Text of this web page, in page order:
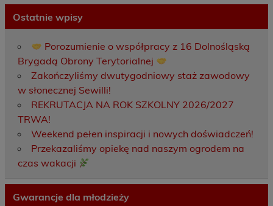
Ostatnie wpisy
Porozumienie o współpracy z 16 Dolnośląską
Brygadą Obrony Terytorialnej
Zakończyliśmy dwutygodniowy staż zawodowy
w słonecznej Sewilli!
REKRUTACJA NA ROK SZKOLNY 2026/2027
TRWA!
Weekend pełen inspiracji i nowych doświadczeń!
Przekazaliśmy opiekę nad naszym ogrodem na
czas wakacji
Gwarancje dla młodzieży